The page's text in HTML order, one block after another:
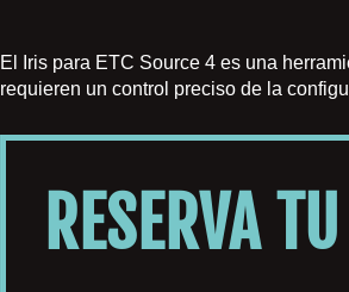
El Iris para ETC Source 4 es una
requieren un control preciso de la
RESERVA